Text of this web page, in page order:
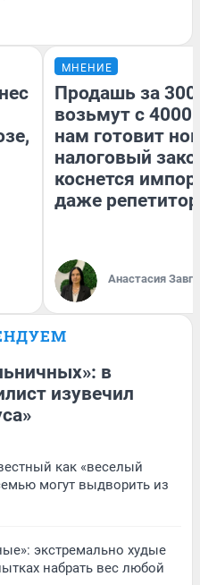
МНЕНИЕ
Продашь за
возьмут с
нам готовит
налоговый
коснется
даже
Анастасия
в
изувечил
как «веселый
могут выдворить из
экстремально худые
набрать вес любой